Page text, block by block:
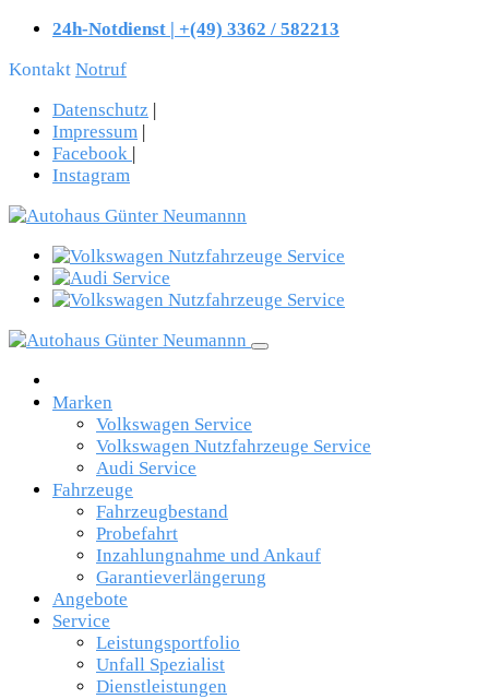
24h-Notdienst | +(49) 3362 / 582213
Kontakt Notruf
Datenschutz |
Impressum |
Facebook |
Instagram
Marken
Volkswagen Service
Volkswagen Nutzfahrzeuge Service
Audi Service
Fahrzeuge
Fahrzeugbestand
Probefahrt
Inzahlungnahme und Ankauf
Garantieverlängerung
Angebote
Service
Leistungsportfolio
Unfall Spezialist
Dienstleistungen